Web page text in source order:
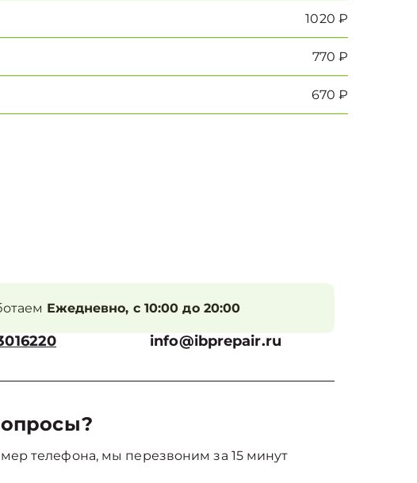
1020 ₽
770 ₽
670 ₽
Ежедневно, с 10:00 до 20:00
info@ibprepair.ru
телефона, мы перезвоним за 15 минут